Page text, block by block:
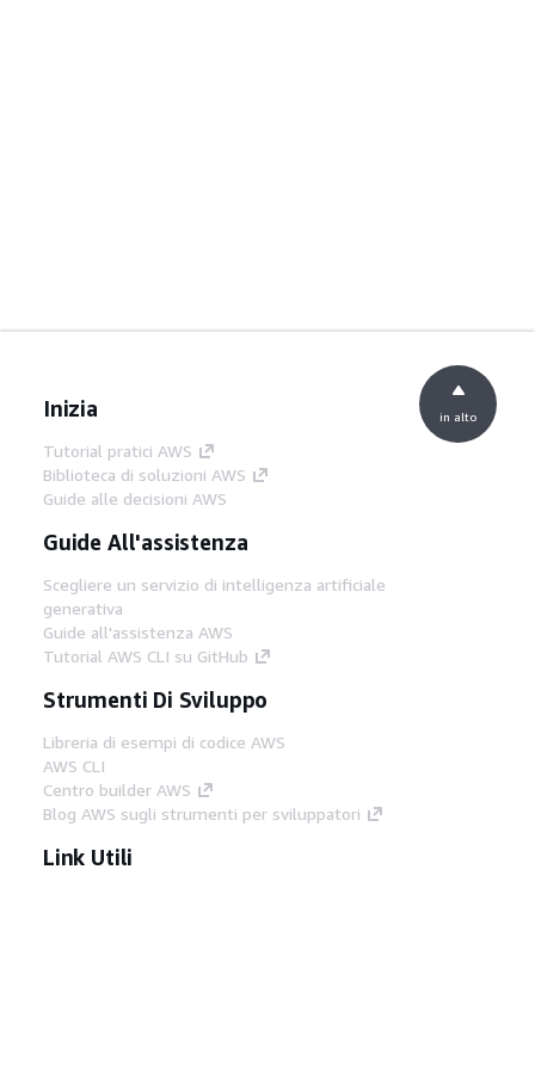
Inizia
Tutorial pratici AWS
Biblioteca di soluzioni AWS
Guide alle decisioni AWS
Guide All'assistenza
Scegliere un servizio di intelligenza artificiale
generativa
Guide all'assistenza AWS
Tutorial AWS CLI su GitHub
Strumenti Di Sviluppo
Libreria di esempi di codice AWS
AWS CLI
Centro builder AWS
Blog AWS sugli strumenti per sviluppatori
Link Utili
in alto